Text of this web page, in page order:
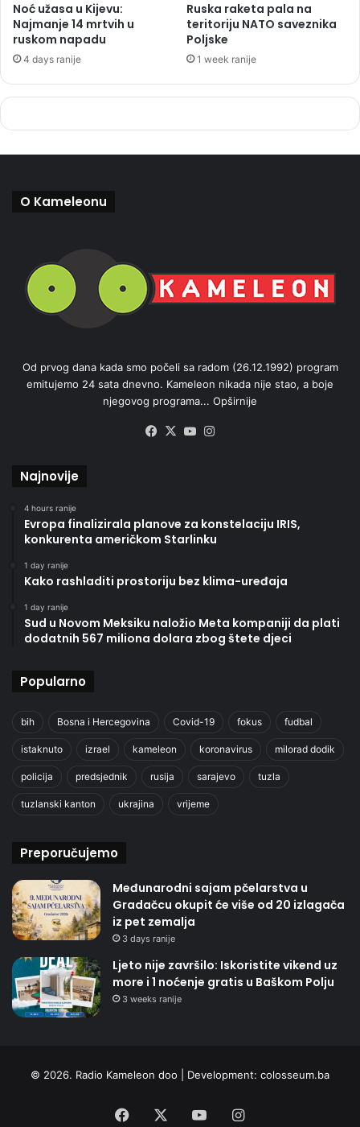
Noć užasa u Kijevu:
Najmanje 14 mrtvih u
ruskom napadu
4 days ranije
Ruska raketa pala na
teritoriju NATO saveznika
Poljske
1 week ranije
O Kameleonu
Od prvog dana kada smo počeli sa radom (26.12.1992) program
emitujemo 24 sata dnevno. Kameleon nikada nije stao, a boje
njegovog programa... Opširnije
Facebook
X YouTube
Najnovije
4 hours ranije
Evropa finalizirala planove za konstelaciju IRIS,
konkurenta američkom Starlinku
1 day ranije
Kako rashladiti prostoriju bez klima-uređaja
1 day ranije
Sud u Novom Meksiku naložio Meta kompaniji da plati
dodatnih 567 miliona dolara zbog štete djeci
Popularno
bih Bosna i Hercegovina Covid-19 fokus fudbal
istaknuto izrael kameleon koronavirus milorad dodik
policija predsjednik rusija sarajevo tuzla
tuzlanski kanton ukrajina vrijeme
Preporučujemo
Međunarodni sajam pčelarstva u
Gradačcu okupit će više od 20 izlagača
iz pet zemalja
3 days ranije
Ljeto nije završilo: Iskoristite vikend uz
more i 1 noćenje gratis u Baškom Polju
3 weeks ranije
© 2026. Radio Kameleon doo | Development: colosseum.ba
Facebook YouTubeInstagram